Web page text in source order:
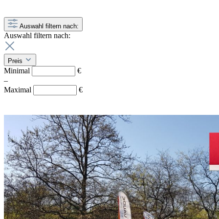
Auswahl filtern nach:
Auswahl filtern nach:
Preis
Minimal
€
–
Maximal
€